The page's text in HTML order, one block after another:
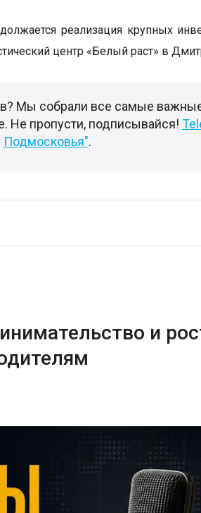
реализация крупных
центр «Белый раст» в
Мы собрали все самые
Не пропусти, подписывайся!
Подмосковья".
и